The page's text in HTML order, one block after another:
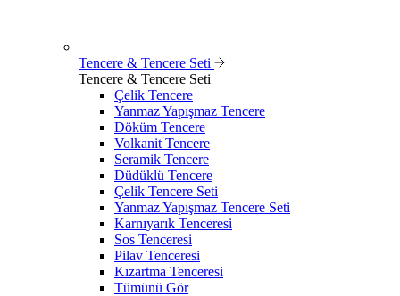
Tencere & Tencere Seti
Tencere & Tencere Seti
Çelik Tencere
Yanmaz Yapışmaz Tencere
Döküm Tencere
Volkanit Tencere
Seramik Tencere
Düdüklü Tencere
Çelik Tencere Seti
Yanmaz Yapışmaz Tencere Seti
Karnıyarık Tenceresi
Sos Tenceresi
Pilav Tenceresi
Kızartma Tenceresi
Tümünü Gör